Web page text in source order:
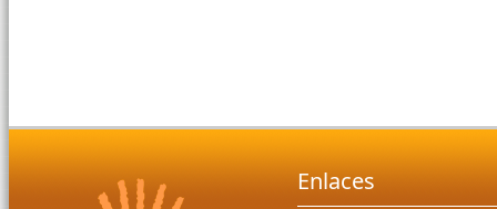
Enlaces